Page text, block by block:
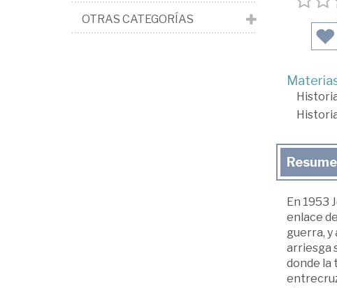
En 1953
enlace
guerra, y
arriesga
donde la
OTRAS CATEGORÍAS